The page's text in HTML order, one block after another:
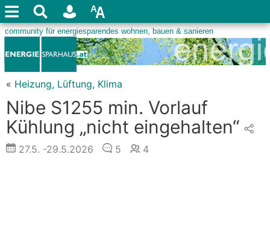
« Heizung, Lüftung, Klima
Nibe S1255 min. Vorlauf
Kühlung „nicht eingehalten“
27.5. -29.5.2026 5 4